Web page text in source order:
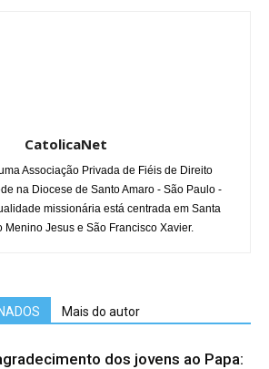
CatolicaNet
Associação Privada de Fiéis de Direito
na Diocese de Santo Amaro - São Paulo -
missionária está centrada em Santa
Menino Jesus e São Francisco Xavier.
Mais do autor
dos jovens ao Papa: